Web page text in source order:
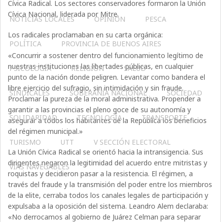
NOTICIAS LOCALES OPINIÓN PESCA
POLÍTICA PROVINCIA DE BUENOS AIRES
PSICOLOGÍA RELIGIÓN SALUD
SINDICALES SOBERANÍA NACIONAL SOCIEDAD
SOLIDARIDAD TECNOLOGÍA TRANSPORTE
TURISMO UTT V SECCIÓN ELECTORAL
VÍAS NAVEGABLES
Cívica Radical. Los sectores conservadores formaron la Unión
Cívica Nacional, liderada por Mitre.
Los radicales proclamaban en su carta orgánica:
«Concurrir a sostener dentro del funcionamiento legítimo de
nuestras instituciones las libertades públicas, en cualquier
punto de la nación donde peligren. Levantar como bandera el
libre ejercicio del sufragio, sin intimidación y sin fraude.
Proclamar la pureza de la moral administrativa. Propender a
garantir a las provincias el pleno goce de su autonomía y
asegurar a todos los habitantes de la República los beneficios
del régimen municipal.»
La Unión Cívica Radical se orientó hacia la intransigencia. Sus
dirigentes negaron la legitimidad del acuerdo entre mitristas y
roquistas y decidieron pasar a la resistencia. El régimen, a
través del fraude y la transmisión del poder entre los miembros
de la elite, cerraba todos los canales legales de participación y
expulsaba a la oposición del sistema. Leandro Alem declaraba:
«No derrocamos al gobierno de Juárez Celman para separar